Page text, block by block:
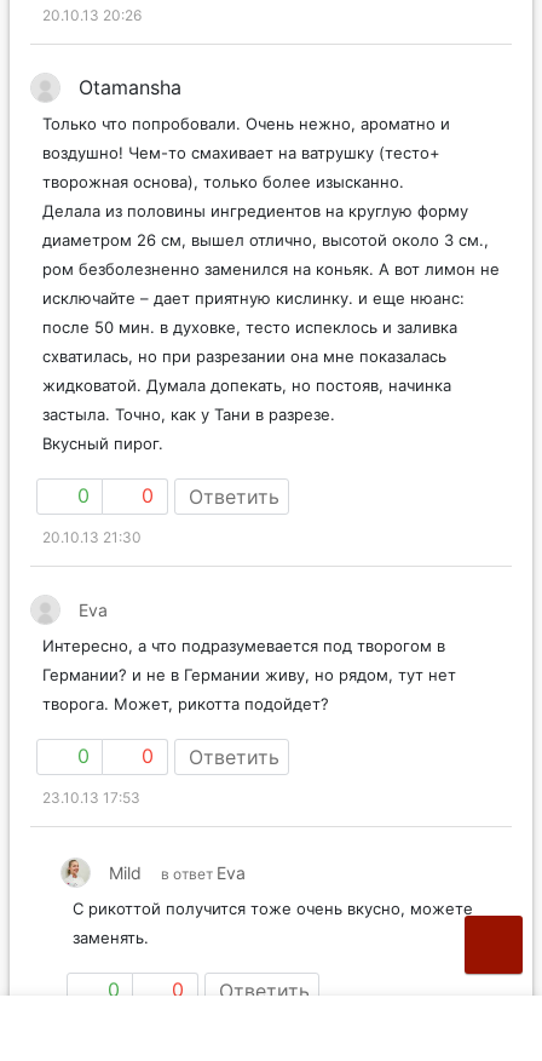
20.10.13 20:26
Otamansha
Только что попробовали. Очень нежно, ароматно и
воздушно! Чем-то смахивает на ватрушку (тесто+
творожная основа), только более изысканно.
Делала из половины ингредиентов на круглую форму
диаметром 26 см, вышел отлично, высотой около 3 см.,
ром безболезненно заменился на коньяк. А вот лимон не
исключайте – дает приятную кислинку. и еще нюанс:
после 50 мин. в духовке, тесто испеклось и заливка
схватилась, но при разрезании она мне показалась
жидковатой. Думала допекать, но постояв, начинка
застыла. Точно, как у Тани в разрезе.
Вкусный пирог.
0 0 Ответить
20.10.13 21:30
Eva
Интересно, а что подразумевается под творогом в
Германии? и не в Германии живу, но рядом, тут нет
творога. Может, рикотта подойдет?
0 0 Ответить
23.10.13 17:53
Mild в ответ Eva
С рикоттой получится тоже очень вкусно, можете
заменять.
0 0 Ответить